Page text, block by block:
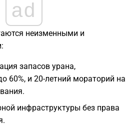
ad
неизменными и
запасов урана,
60%, и 20-летний мораторий на
инфраструктуры без права